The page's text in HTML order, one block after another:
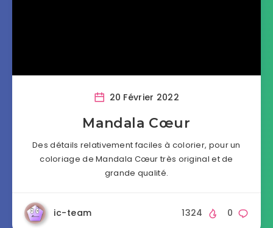
20 Février 2022
Mandala Cœur
Des détails relativement faciles à colorier, pour un
coloriage de Mandala Cœur très original et de
grande qualité.
ic-team 0
1324